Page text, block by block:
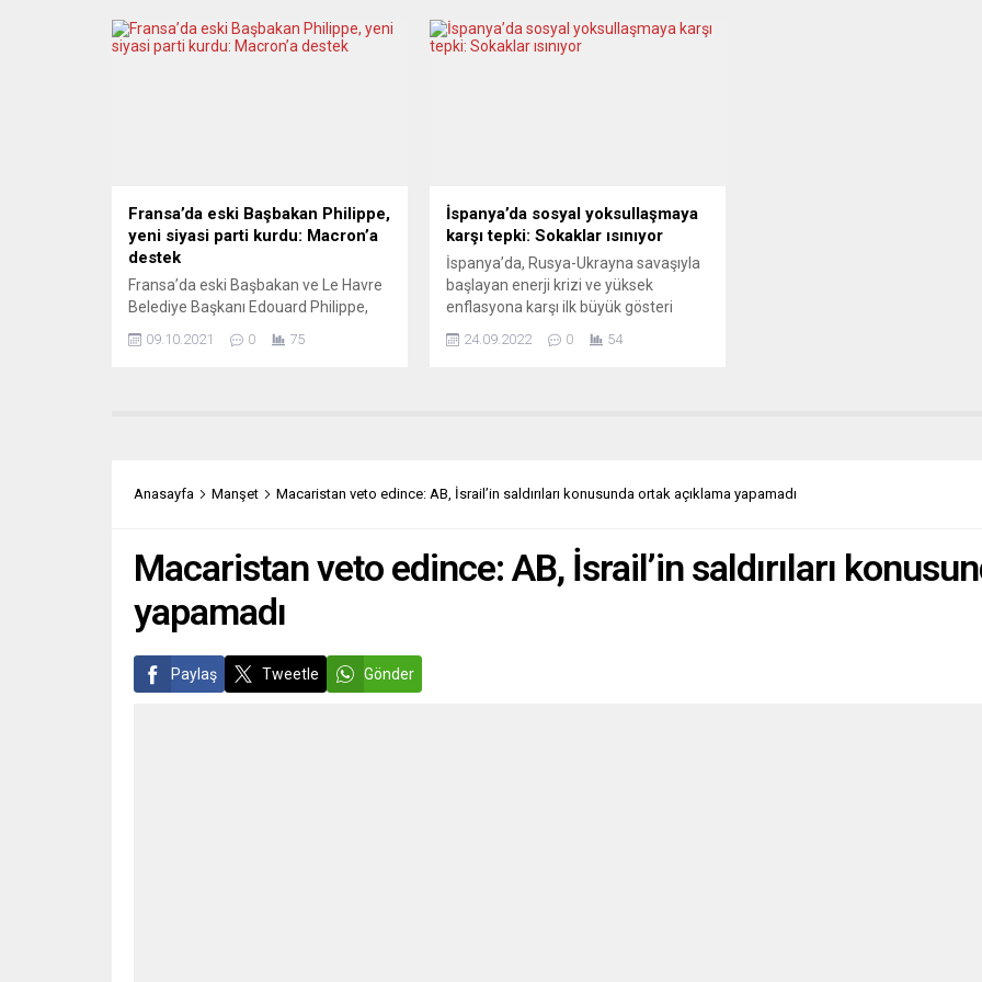
açıklamalarda bulundu. Göçmenlerin
eşit eğitim, eşit haklara
Meydanı’ndaki Paskalya ayinini Papa
yönetti. Ayinin ardından “Papamobile”
Fransa’da eski Başbakan Philippe,
yeni siyasi parti kurdu: Macron’a
destek
Fransa’da eski Başbakan ve Le Havre
Belediye Başkanı Edouard Philippe,
Philippe, Le Havre kentinde
hedefim, 2022’de (cumhurbaşkanı
09.10.2021 0 75
İspanya’da sosyal yoksullaşmaya
karşı tepki: Sokaklar ısınıyor
İspanya’da, Rusya-Ukrayna savaşıyla
başlayan enerji krizi ve yüksek
enflasyona karşı ilk büyük gösteri
Serbest Çalışanlar Sendikasının (CSIF)
yürüdü. Kent merkezinde, meclis
binasından Colon...
24.09.2022 0 54
Anasayfa Manşet Macaristan veto edince: AB, İsrail’in saldırıları konusunda ortak açıklama yapamadı
Macaristan veto edince: AB, İsrail’in saldırıları
yapamadı
Paylaş Tweetle Gönder